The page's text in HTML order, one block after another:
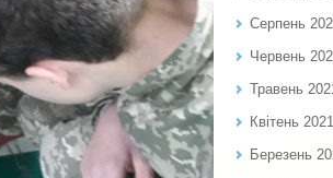
Серпень
Червень
Травень
Квітень 2021
Березень